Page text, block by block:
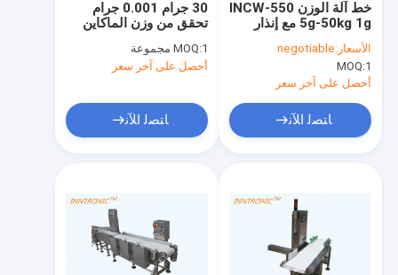
30 جرام 0.001 جرام
تحقق من وزن الماكاين
MOQ:1 مجموعة
أحصل على آخر سعر
ﺎﺘﺼﻟ ﺍﻶﻧ
خط آلة الوزن INCW-550
5g-50kg 1g مع إنذار
التحقق التلقائي وزنه
25p/Min 220V لأداة
الطعام
الأسعار:negotiable
MOQ:1
أحصل على آخر سعر
ﺎﺘﺼﻟ ﺍﻶﻧ